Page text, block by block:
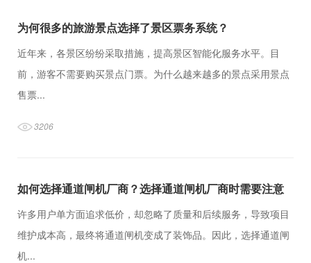
为何很多的旅游景点选择了景区票务系统？
近年来，各景区纷纷采取措施，提高景区智能化服务水平。目
前，游客不需要购买景点门票。为什么越来越多的景点采用景点
售票...
3206
如何选择通道闸机厂商？选择通道闸机厂商时需要注意
许多用户单方面追求低价，却忽略了质量和后续服务，导致项目
维护成本高，最终将通道闸机变成了装饰品。因此，选择通道闸
机...